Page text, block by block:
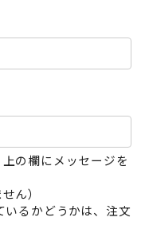
の欄にメッセージを
ん）
るかどうかは、注文